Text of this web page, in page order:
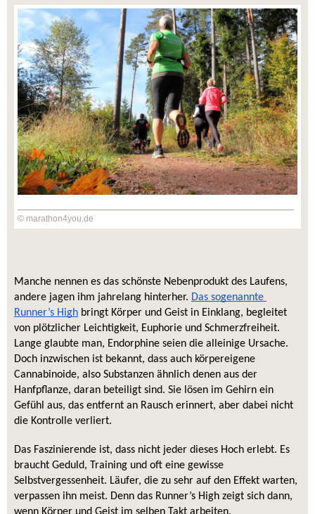
© marathon4you.de
Manche nennen es das schönste Nebenprodukt des Laufens,
andere jagen ihm jahrelang hinterher. Das sogenannte
Runner’s High bringt Körper und Geist in Einklang, begleitet
von plötzlicher Leichtigkeit, Euphorie und Schmerzfreiheit.
Lange glaubte man, Endorphine seien die alleinige Ursache.
Doch inzwischen ist bekannt, dass auch körpereigene
Cannabinoide, also Substanzen ähnlich denen aus der
Hanfpflanze, daran beteiligt sind. Sie lösen im Gehirn ein
Gefühl aus, das entfernt an Rausch erinnert, aber dabei nicht
die Kontrolle verliert.
Das Faszinierende ist, dass nicht jeder dieses Hoch erlebt. Es
braucht Geduld, Training und oft eine gewisse
Selbstvergessenheit. Läufer, die zu sehr auf den Effekt warten,
verpassen ihn meist. Denn das Runner’s High zeigt sich dann,
wenn Körper und Geist im selben Takt arbeiten.